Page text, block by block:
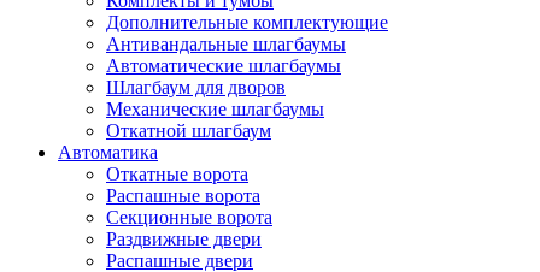
Дополнительные комплектующие
Антивандальные шлагбаумы
Автоматические шлагбаумы
Шлагбаум для дворов
Механические шлагбаумы
Откатной шлагбаум
Автоматика
Откатные ворота
Распашные ворота
Секционные ворота
Раздвижные двери
Распашные двери